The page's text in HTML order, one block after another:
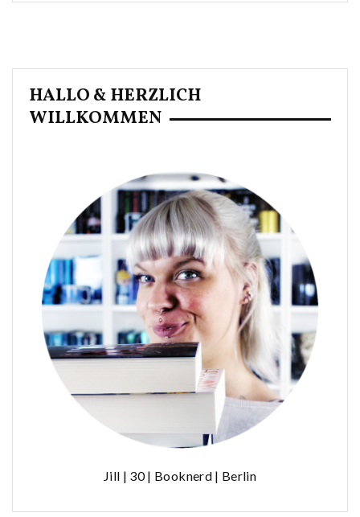
HALLO & HERZLICH
WILLKOMMEN
Jill | 30 | Booknerd | Berlin